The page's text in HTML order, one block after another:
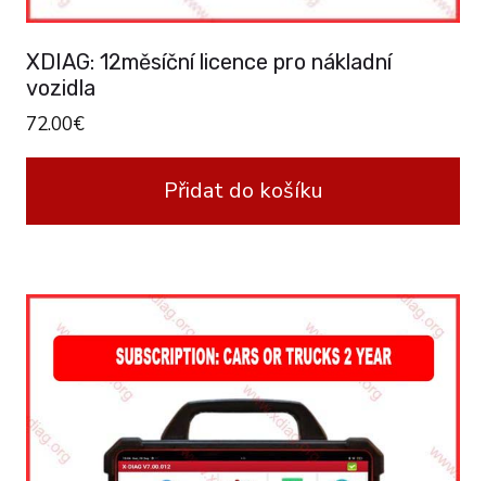
XDIAG: 12měsíční licence pro nákladní
vozidla
72.00€
Přidat do košíku